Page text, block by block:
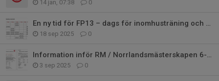
14 jan, 07:38 0
En ny tid för FP13 – dags för inomhusträning och nya lagkamrater
18 sep 2025 0
Information inför RM / Norrlandsmästerskapen 6-7 september 2025
3 sep 2025 0